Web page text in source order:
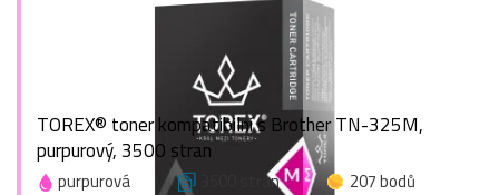
TOREX® toner kompatibilní s Brother TN-325M,
purpurový, 3500 stran
purpurová 3500 stran
207 bodů